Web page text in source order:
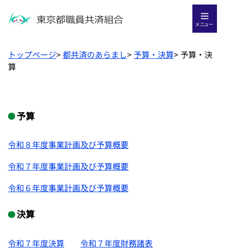
メニュー
トップページ>都共済のあらまし>予算・決算>予算・決
算
予算
令和８年度事業計画及び予算概要
令和７年度事業計画及び予算概要
令和６年度事業計画及び予算概要
決算
令和７年度決算
令和７年度財務諸表